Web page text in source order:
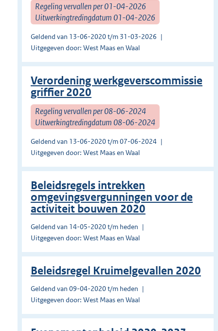
Regeling vervallen per 01-04-2026
Uitwerkingtredingdatum 01-04-2026
Geldend van 13-06-2020 t/m 31-03-2026
Uitgegeven door: West Maas en Waal
Verordening werkgeverscommissie
griffier 2020
Regeling vervallen per 08-06-2024
Uitwerkingtredingdatum 08-06-2024
Geldend van 13-06-2020 t/m 07-06-2024
Uitgegeven door: West Maas en Waal
Beleidsregels intrekken
omgevingsvergunningen voor de
activiteit bouwen 2020
Geldend van 14-05-2020 t/m heden
Uitgegeven door: West Maas en Waal
Beleidsregel Kruimelgevallen 2020
Geldend van 09-04-2020 t/m heden
Uitgegeven door: West Maas en Waal